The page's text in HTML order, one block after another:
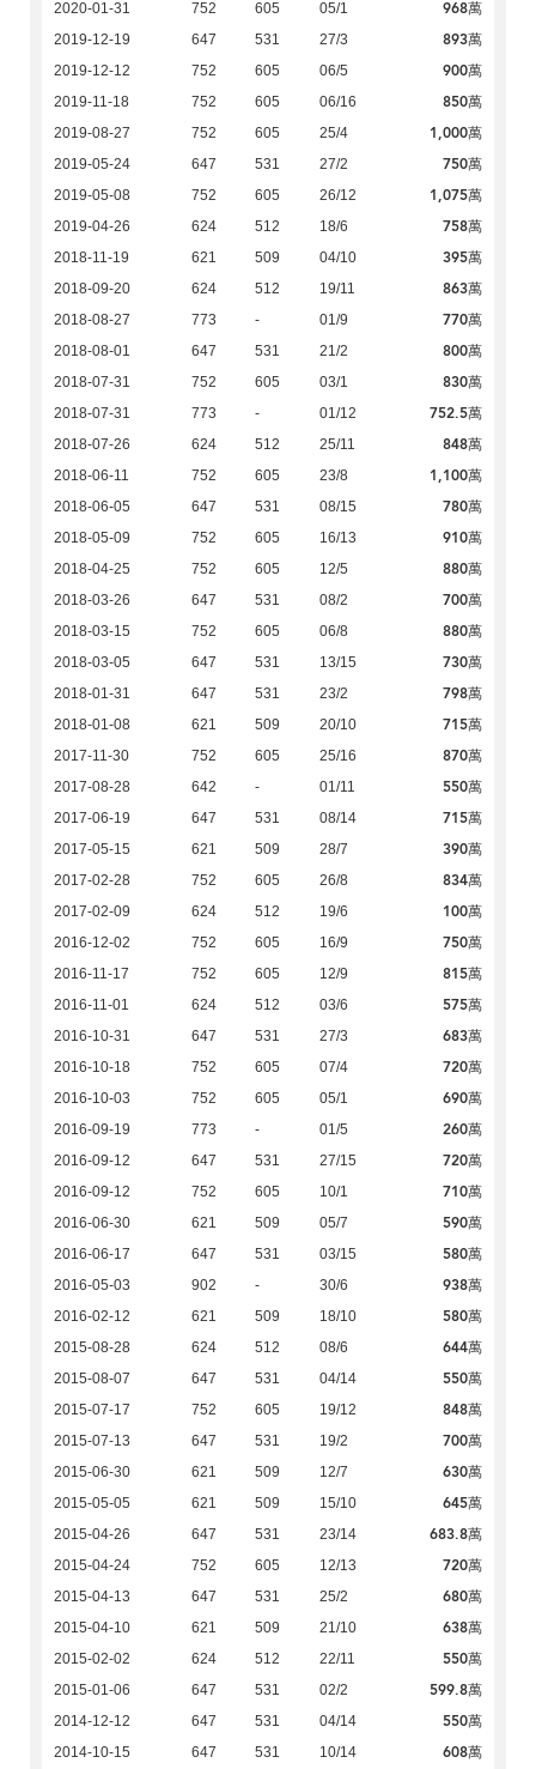
2020-01-31 752 605 05/1 968萬
2019-12-19 647 531 27/3 893萬
2019-12-12 752 605 06/5 900萬
2019-11-18 752 605 06/16 850萬
2019-08-27 752 605 25/4 1,000萬
2019-05-24 647 531 27/2 750萬
2019-05-08 752 605 26/12 1,075萬
2019-04-26 624 512 18/6 758萬
2018-11-19 621 509 04/10 395萬
2018-09-20 624 512 19/11 863萬
2018-08-27 773 - 01/9 770萬
2018-08-01 647 531 21/2 800萬
2018-07-31 752 605 03/1 830萬
2018-07-31 773 - 01/12 752.5萬
2018-07-26 624 512 25/11 848萬
2018-06-11 752 605 23/8 1,100萬
2018-06-05 647 531 08/15 780萬
2018-05-09 752 605 16/13 910萬
2018-04-25 752 605 12/5 880萬
2018-03-26 647 531 08/2 700萬
2018-03-15 752 605 06/8 880萬
2018-03-05 647 531 13/15 730萬
2018-01-31 647 531 23/2 798萬
2018-01-08 621 509 20/10 715萬
2017-11-30 752 605 25/16 870萬
2017-08-28 642 - 01/11 550萬
2017-06-19 647 531 08/14 715萬
2017-05-15 621 509 28/7 390萬
2017-02-28 752 605 26/8 834萬
2017-02-09 624 512 19/6 100萬
2016-12-02 752 605 16/9 750萬
2016-11-17 752 605 12/9 815萬
2016-11-01 624 512 03/6 575萬
2016-10-31 647 531 27/3 683萬
2016-10-18 752 605 07/4 720萬
2016-10-03 752 605 05/1 690萬
2016-09-19 773 - 01/5 260萬
2016-09-12 647 531 27/15 720萬
2016-09-12 752 605 10/1 710萬
2016-06-30 621 509 05/7 590萬
2016-06-17 647 531 03/15 580萬
2016-05-03 902 - 30/6 938萬
2016-02-12 621 509 18/10 580萬
2015-08-28 624 512 08/6 644萬
2015-08-07 647 531 04/14 550萬
2015-07-17 752 605 19/12 848萬
2015-07-13 647 531 19/2 700萬
2015-06-30 621 509 12/7 630萬
2015-05-05 621 509 15/10 645萬
2015-04-26 647 531 23/14 683.8萬
2015-04-24 752 605 12/13 720萬
2015-04-13 647 531 25/2 680萬
2015-04-10 621 509 21/10 638萬
2015-02-02 624 512 22/11 550萬
2015-01-06 647 531 02/2 599.8萬
2014-12-12 647 531 04/14 550萬
2014-10-15 647 531 10/14 608萬